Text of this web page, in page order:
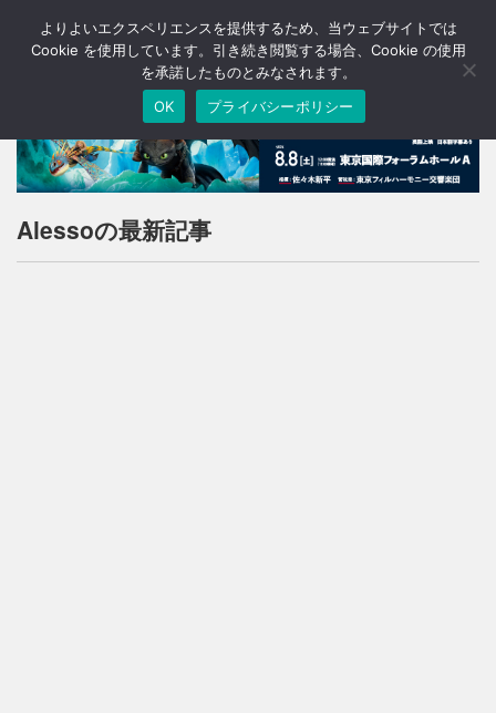
T
o
n
a
v
a
Alessoの最新記事
よりよいエクスペリエンスを提供するため、当ウェブサイトでは
Cookie を使用しています。引き続き閲覧する場合、Cookie の使用
を承諾したものとみなされます。
OK
プライバシーポリシー